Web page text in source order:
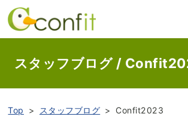
スタッフブログ /
Top スタッフブログ Confit2023